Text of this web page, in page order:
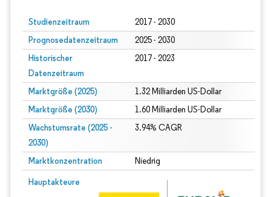
Studienzeitraum 2017 - 2030
Prognosedatenzeitraum 2025 - 2030
Historischer
Datenzeitraum
2017 - 2023
Marktgröße (2025) 1.32 Milliarden US-Dollar
Marktgröße (2030) 1.60 Milliarden US-Dollar
Wachstumsrate (2025 -
2030)
3.94% CAGR
Marktkonzentration Niedrig
Hauptakteure
Bild © Mordor Intelligence. Wiederverwendung erfordert Namensnennung